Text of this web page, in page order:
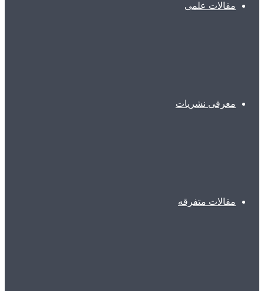
مقالات علمی
معرفی نشریات
مقالات متفرقه